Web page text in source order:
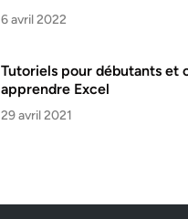
6 avril 2022
Tutoriels pour débutants et
apprendre Excel
29 avril 2021